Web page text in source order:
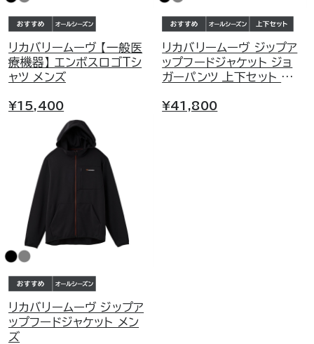
リカバリームーヴ 【一般医
療機器】 エンボスロゴTシ
ャツ メンズ
¥15,400
リカバリームーヴ ジップア
ップフードジャケット ジョ
ガーパンツ 上下セット メ
¥41,800
リカバリームーヴ ジップア
ップフードジャケット メン
ズ